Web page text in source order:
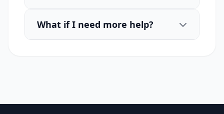
What if I need more help?